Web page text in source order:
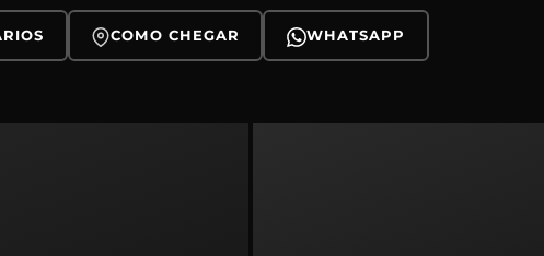
COMO CHEGAR WHATSAPP